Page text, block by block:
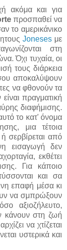
ακόμα και για
προσπαθεί να
το αμερικάνικο
Joneses με
στη
Όχι τυχαία, οι
τους διάρκεια
αποκαλύψουν
να φθονούν τα
πραγματική
διαφήμισης.
το κατ' όνομα
μια τέτοια
σερβίρεται από
εισαγωγή δεν
εκθέτει
Για κάποιο
και σα
επαφή μέσα κι
να σμπρώξουν
αξιοζήλευτο,
κάνουν στη ζωή
να χτίζεται
υστερικά και